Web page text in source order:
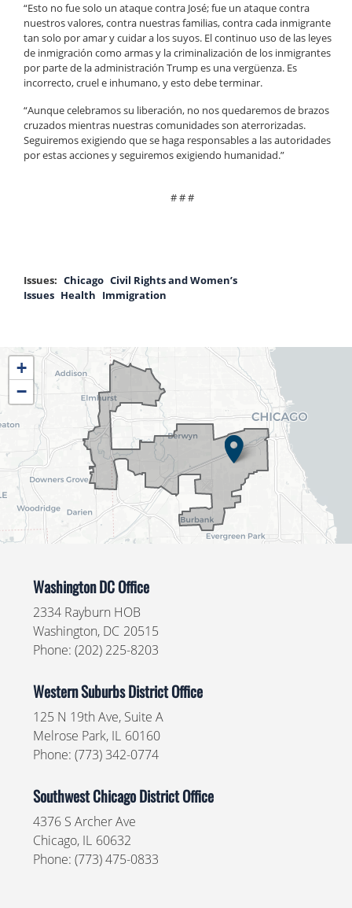
“Esto no fue solo un ataque contra José; fue un ataque contra
nuestros valores, contra nuestras familias, contra cada inmigrante
tan solo por amar y cuidar a los suyos. El continuo uso de las leyes
de inmigración como armas y la criminalización de los inmigrantes
por parte de la administración Trump es una vergüenza. Es
incorrecto, cruel e inhumano, y esto debe terminar.
“Aunque celebramos su liberación, no nos quedaremos de brazos
cruzados mientras nuestras comunidades son aterrorizadas.
Seguiremos exigiendo que se haga responsables a las autoridades
por estas acciones y seguiremos exigiendo humanidad.”
# # #
Issues: Chicago Civil Rights and Women’s
Issues Health Immigration
IL04
District
Map
+
−
Washington DC Office
2334 Rayburn HOB
Washington, DC20515
Phone: (202) 225-8203
Western Suburbs District Office
125 N 19th Ave, Suite A
Melrose Park, IL60160
Phone: (773) 342-0774
Southwest Chicago District Office
4376 S Archer Ave
Chicago, IL60632
Phone: (773) 475-0833